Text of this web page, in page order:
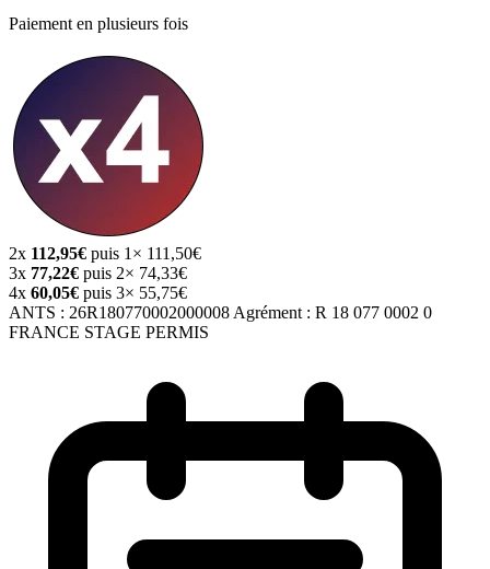
Paiement en plusieurs fois
2x 112,95€ puis 1× 111,50€
3x 77,22€ puis 2× 74,33€
4x 60,05€ puis 3× 55,75€
ANTS : 26R180770002000008 Agrément : R 18 077 0002 0
FRANCE STAGE PERMIS